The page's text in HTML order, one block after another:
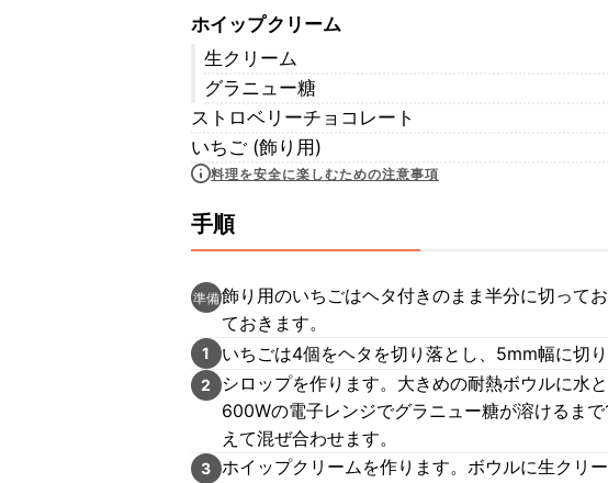
ホイップクリーム
生クリーム
グラニュー糖
ストロベリーチョコレート
いちご (飾り用)
料理を安全に楽しむための注意事項
手順
準備飾り用のいちごはヘタ付きのまま半分に切って
ておきます。
1 いちごは4個をヘタを切り落とし、5mm幅に切り
2
シロップを作ります。大きめの耐熱ボウルに水
600Wの電子レンジでグラニュー糖が溶けるま
えて混ぜ合わせます。
3 ホイップクリームを作ります。ボウルに生クリ